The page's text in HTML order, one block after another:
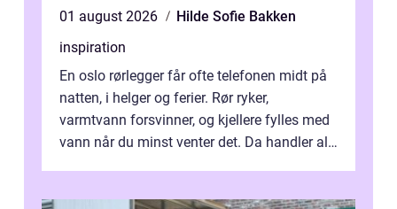
01 august 2026
Hilde Sofie Bakken
inspiration
En oslo rørlegger får ofte telefonen midt på
natten, i helger og ferier. Rør ryker,
varmtvann forsvinner, og kjellere fylles med
vann når du minst venter det. Da handler alt